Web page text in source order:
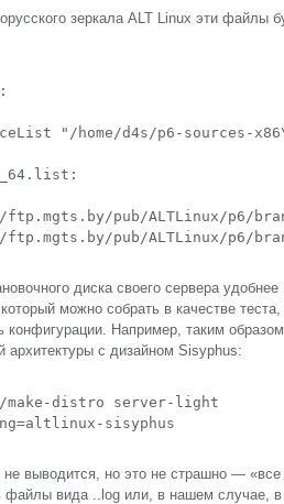
зеркала ALT Linux эти файлы
"/home/d4s/p6-sources-
pub/ALTLinux/p6/
pub/ALTLinux/p6/
диска своего сервера
можно собрать в качестве теста,
конфигурации. Например, таким
архитектуры с дизайном Sisyphus:
make-distro server-light
sisyphus
не выводится, но это не страшно —
файлы вида ..log или, в нашем случае,